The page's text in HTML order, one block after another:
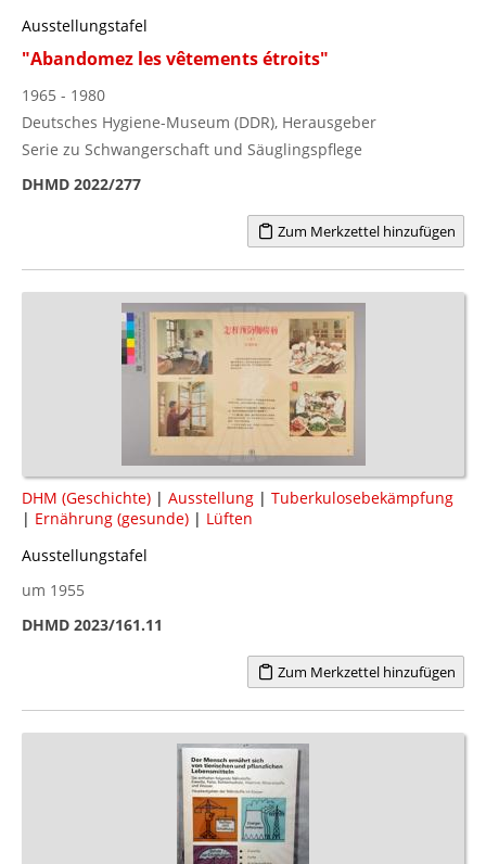
Ausstellungstafel
"Abandomez les vêtements étroits"
1965 - 1980
Deutsches Hygiene-Museum (DDR), Herausgeber
Serie zu Schwangerschaft und Säuglingspflege
DHMD 2022/277
Zum Merkzettel hinzufügen
DHM (Geschichte) | Ausstellung | Tuberkulosebekämpfung
| Ernährung (gesunde) | Lüften
Ausstellungstafel
um 1955
DHMD 2023/161.11
Zum Merkzettel hinzufügen